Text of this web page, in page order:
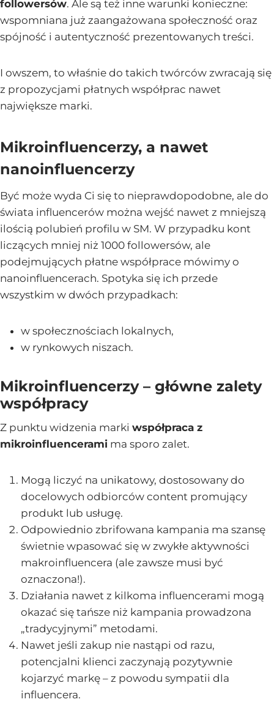
followersów. Ale są też inne warunki konieczne:
wspomniana już zaangażowana społeczność oraz
spójność i autentyczność prezentowanych treści.
I owszem, to właśnie do takich twórców zwracają się
z propozycjami płatnych współprac nawet
największe marki.
Mikroinfluencerzy, a nawet
nanoinfluencerzy
Być może wyda Ci się to nieprawdopodobne, ale do
świata influencerów można wejść nawet z mniejszą
ilością polubień profilu w SM. W przypadku kont
liczących mniej niż 1000 followersów, ale
podejmujących płatne współprace mówimy o
nanoinfluencerach. Spotyka się ich przede
wszystkim w dwóch przypadkach:
w społecznościach lokalnych,
w rynkowych niszach.
Mikroinfluencerzy – główne zalety
współpracy
Z punktu widzenia marki współpraca z
mikroinfluencerami ma sporo zalet.
Mogą liczyć na unikatowy, dostosowany do
docelowych odbiorców content promujący
produkt lub usługę.
Odpowiednio zbrifowana kampania ma szansę
świetnie wpasować się w zwykłe aktywności
makroinfluencera (ale zawsze musi być
oznaczona!).
Działania nawet z kilkoma influencerami mogą
okazać się tańsze niż kampania prowadzona
„tradycyjnymi” metodami.
Nawet jeśli zakup nie nastąpi od razu,
potencjalni klienci zaczynają pozytywnie
kojarzyć markę – z powodu sympatii dla
influencera.